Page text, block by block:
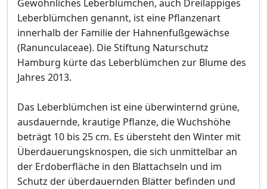
Gewöhnliches Leberblümchen, auch Dreilappiges
Leberblümchen genannt, ist eine Pflanzenart
innerhalb der Familie der Hahnenfußgewächse
(Ranunculaceae). Die Stiftung Naturschutz
Hamburg kürte das Leberblümchen zur Blume des
Jahres 2013.
Das Leberblümchen ist eine überwinternd grüne,
ausdauernde, krautige Pflanze, die Wuchshöhe
beträgt 10 bis 25 cm. Es übersteht den Winter mit
Überdauerungsknospen, die sich unmittelbar an
der Erdoberfläche in den Blattachseln und im
Schutz der überdauernden Blätter befinden und